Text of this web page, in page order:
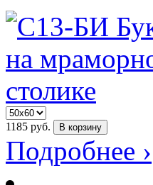
1185 руб. В корзину
Подробнее ›